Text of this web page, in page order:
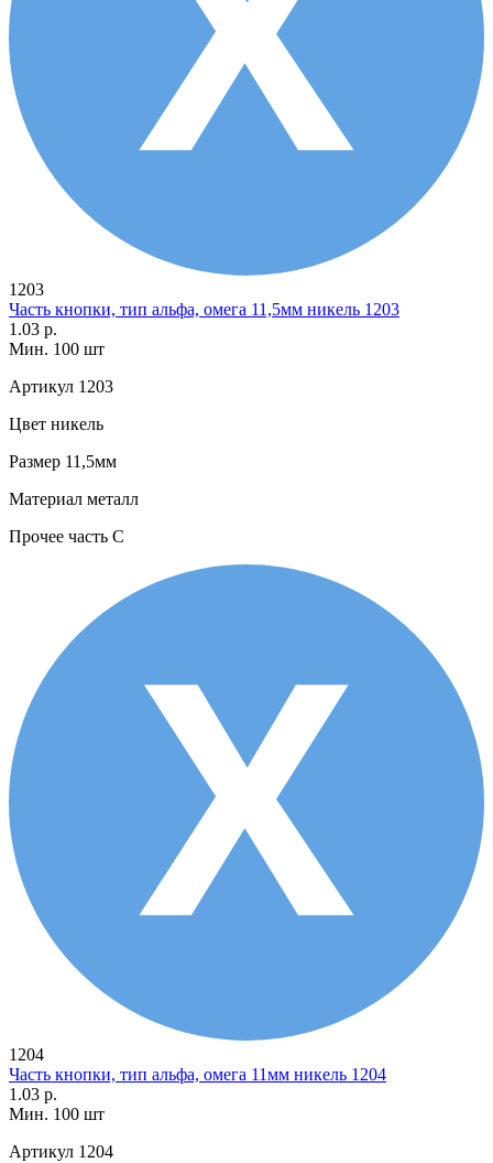
1203
Часть кнопки, тип альфа, омега 11,5мм никель 1203
1.03 р.
Мин. 100 шт
Артикул 1203
Цвет никель
Размер 11,5мм
Материал металл
Прочее часть С
1204
Часть кнопки, тип альфа, омега 11мм никель 1204
1.03 р.
Мин. 100 шт
Артикул 1204